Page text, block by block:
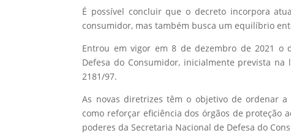
É possível concluir que o decreto incorpora
consumidor, mas também busca um equilíbrio
Entrou em vigor em 8 de dezembro de 2021 o
Defesa do Consumidor, inicialmente prevista na
2181/97.
As novas diretrizes têm o objetivo de ordenar
como reforçar eficiência dos órgãos de proteção
poderes da Secretaria Nacional de Defesa do